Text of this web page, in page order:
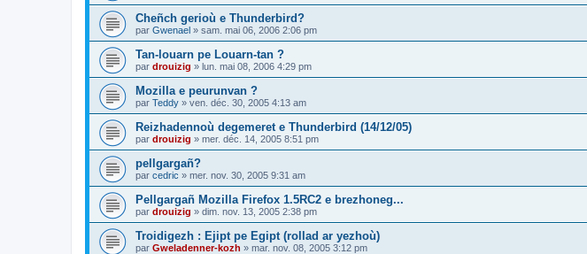
Cheñch gerioù e Thunderbird?
par Gwenael » sam. mai 06, 2006 2:06 pm
Tan-louarn pe Louarn-tan ?
par drouizig » lun. mai 08, 2006 4:29 pm
Mozilla e peurunvan ?
par Teddy » ven. déc. 30, 2005 4:13 am
Reizhadennoù degemeret e Thunderbird (14/12/05)
par drouizig » mer. déc. 14, 2005 8:51 pm
pellgargañ?
par cedric » mer. nov. 30, 2005 9:31 am
Pellgargañ Mozilla Firefox 1.5RC2 e brezhoneg...
par drouizig » dim. nov. 13, 2005 2:38 pm
Troidigezh : Ejipt pe Egipt (rollad ar yezhoù)
par Gweladenner-kozh » mar. nov. 08, 2005 3:12 pm